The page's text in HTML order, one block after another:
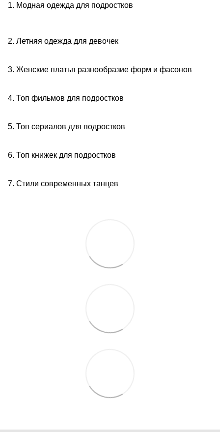
1. Модная одежда для подростков
2. Летняя одежда для девочек
3. Женские платья разнообразие форм и фасонов
4. Топ фильмов для подростков
5. Топ сериалов для подростков
6. Топ книжек для подростков
7. Стили современных танцев